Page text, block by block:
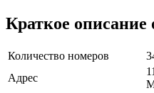
Краткое описание
Количество номеров
Адрес